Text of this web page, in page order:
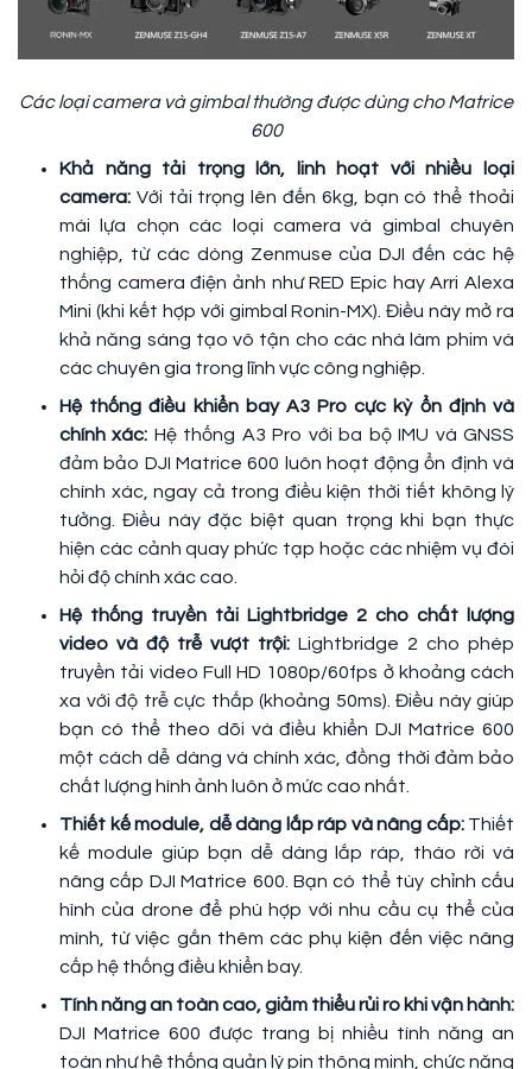
Các loại camera và gimbal thường được dùng cho Matrice
600
Khả năng tải trọng lớn, linh hoạt với nhiều loại
camera: Với tải trọng lên đến 6kg, bạn có thể thoải
mái lựa chọn các loại camera và gimbal chuyên
nghiệp, từ các dòng Zenmuse của DJI đến các hệ
thống camera điện ảnh như RED Epic hay Arri Alexa
Mini (khi kết hợp với gimbal Ronin-MX). Điều này mở ra
khả năng sáng tạo vô tận cho các nhà làm phim và
các chuyên gia trong lĩnh vực công nghiệp.
Hệ thống điều khiển bay A3 Pro cực kỳ ổn định và
chính xác: Hệ thống A3 Pro với ba bộ IMU và GNSS
đảm bảo DJI Matrice 600 luôn hoạt động ổn định và
chính xác, ngay cả trong điều kiện thời tiết không lý
tưởng. Điều này đặc biệt quan trọng khi bạn thực
hiện các cảnh quay phức tạp hoặc các nhiệm vụ đòi
hỏi độ chính xác cao.
Hệ thống truyền tải Lightbridge 2 cho chất lượng
video và độ trễ vượt trội: Lightbridge 2 cho phép
truyền tải video Full HD 1080p/60fps ở khoảng cách
xa với độ trễ cực thấp (khoảng 50ms). Điều này giúp
bạn có thể theo dõi và điều khiển DJI Matrice 600
một cách dễ dàng và chính xác, đồng thời đảm bảo
chất lượng hình ảnh luôn ở mức cao nhất.
Thiết kế module, dễ dàng lắp ráp và nâng cấp:Thiết
kế module giúp bạn dễ dàng lắp ráp, tháo rời và
nâng cấp DJI Matrice 600. Bạn có thể tùy chỉnh cấu
hình của drone để phù hợp với nhu cầu cụ thể của
mình, từ việc gắn thêm các phụ kiện đến việc nâng
cấp hệ thống điều khiển bay.
Tính năng an toàn cao, giảm thiểu rủi ro khi vận hành:
DJI Matrice 600 được trang bị nhiều tính năng an
toàn như hệ thống quản lý pin thông minh, chức năng